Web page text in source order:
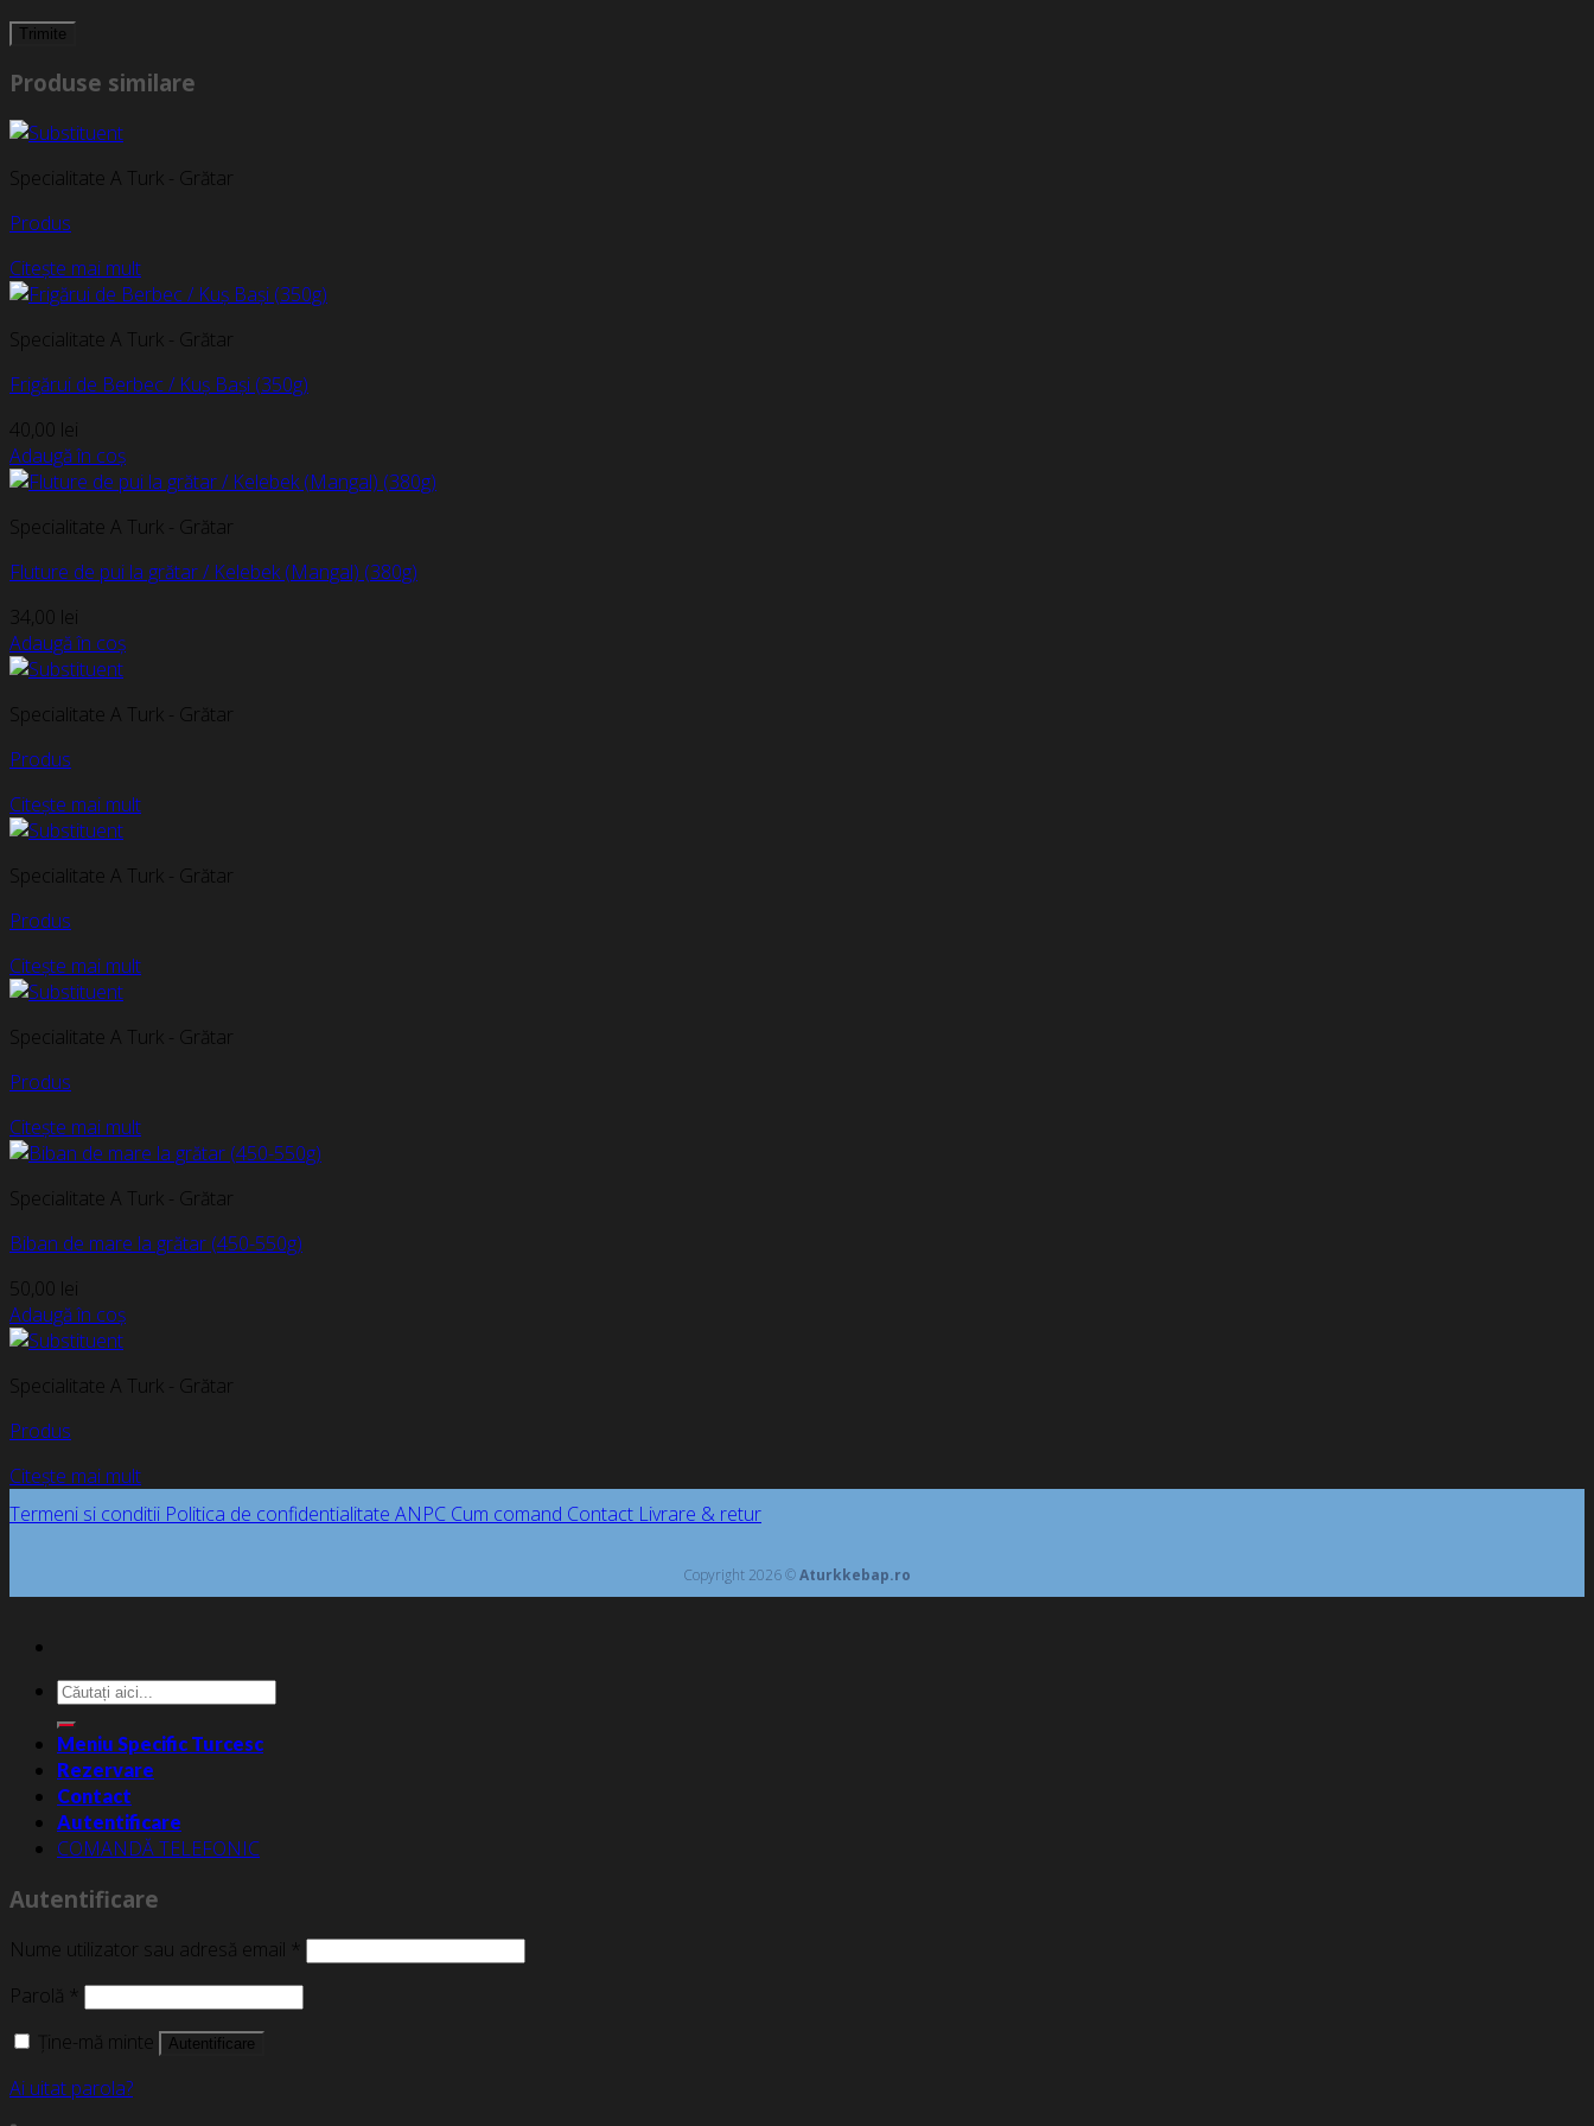
Produse similare
Specialitate A Turk - Grătar
Produs
Citește mai mult
Specialitate A Turk - Grătar
Frigărui de Berbec / Kuș Bași (350g)
40,00 lei
Adaugă în coș
Specialitate A Turk - Grătar
Fluture de pui la grătar / Kelebek (Mangal) (380g)
34,00 lei
Adaugă în coș
Specialitate A Turk - Grătar
Produs
Citește mai mult
Specialitate A Turk - Grătar
Produs
Citește mai mult
Specialitate A Turk - Grătar
Produs
Citește mai mult
Specialitate A Turk - Grătar
Biban de mare la grătar (450-550g)
50,00 lei
Adaugă în coș
Specialitate A Turk - Grătar
Produs
Citește mai mult
Termeni si conditii Politica de confidentialitate ANPC Cum comand Contact Livrare & retur
Copyright 2026 ©Aturkkebap.ro
Caută
după:
Meniu Specific Turcesc
Rezervare
Contact
Autentificare
COMANDĂ TELEFONIC
Autentificare
Nume utilizator sau adresă email *
Parolă *
Ține-mă minte
Autentificare
Ai uitat parola?